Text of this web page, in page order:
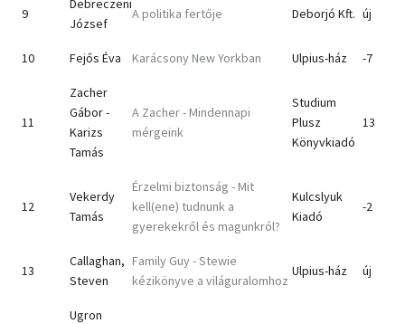
9
Debreczeni
József
A politika fertője Deborjó Kft. új
10 Fejős Éva Karácsony New Yorkban Ulpius-ház -7
11
Zacher
Gábor -
Karizs
Tamás
A Zacher - Mindennapi
mérgeink
Studium
Plusz
Könyvkiadó
13
12
Vekerdy
Tamás
Érzelmi biztonság - Mit
kell(ene) tudnunk a
gyerekekről és magunkról?
Kulcslyuk
Kiadó
-2
13
Callaghan,
Steven
Family Guy - Stewie
kézikönyve a világuralomhoz
Ulpius-ház új
Ugron